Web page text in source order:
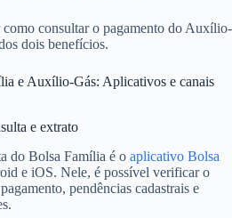
consultar o pagamento do Auxílio-
dois benefícios.
e Auxílio-Gás: Aplicativos e canais
e extrato
do Bolsa Família é o aplicativo Bolsa
e iOS. Nele, é possível verificar o
pendências cadastrais e